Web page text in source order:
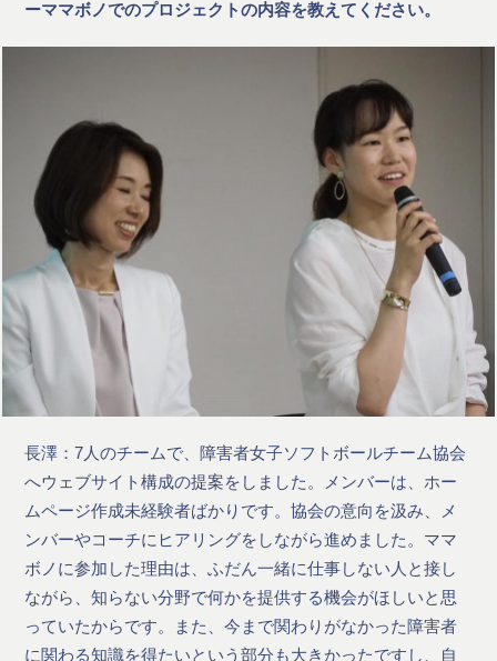
ーママボノでのプロジェクトの内容を教えてください。
長澤：7人のチームで、障害者女子ソフトボールチーム協会
へウェブサイト構成の提案をしました。メンバーは、ホー
ムページ作成未経験者ばかりです。協会の意向を汲み、メ
ンバーやコーチにヒアリングをしながら進めました。ママ
ボノに参加した理由は、ふだん一緒に仕事しない人と接し
ながら、知らない分野で何かを提供する機会がほしいと思
っていたからです。また、今まで関わりがなかった障害者
に関わる知識を得たいという部分も大きかったですし、自